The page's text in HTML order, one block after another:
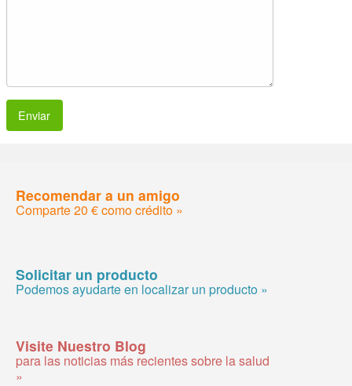
Enviar
Recomendar a un amigo
Comparte 20 € como crédito »
Solicitar un producto
Podemos ayudarte en localizar un producto »
Visite Nuestro Blog
para las noticias más recientes sobre la salud
»